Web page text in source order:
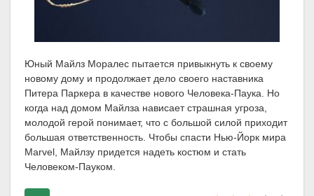
Юный Майлз Моралес пытается привыкнуть к своему
новому дому и продолжает дело своего наставника
Питера Паркера в качестве нового Человека-Паука. Но
когда над домом Майлза нависает страшная угроза,
молодой герой понимает, что с большой силой приходит
большая ответственность. Чтобы спасти Нью-Йорк мира
Marvel, Майлзу придется надеть костюм и стать
Человеком-Пауком.